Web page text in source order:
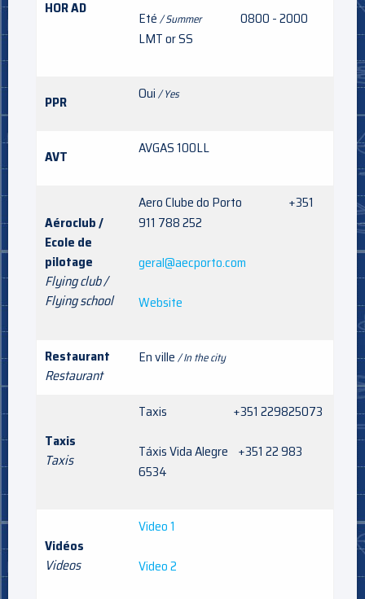
HOR AD
Eté/ Summer
0800 - 2000
LMT or SS
PPR Oui/ Yes
AVT AVGAS 100LL
Aéroclub /
Ecole de
pilotage
Flying club /
Flying school
Aero Clube do Porto +351
911 788 252
geral@aecporto.com
Website
Restaurant
Restaurant
En ville/ In the city
Taxis
Taxis
Taxis +351 229825073
Táxis Vida Alegre +351 22 983
6534
Vidéos
Videos
Video 1
Video 2